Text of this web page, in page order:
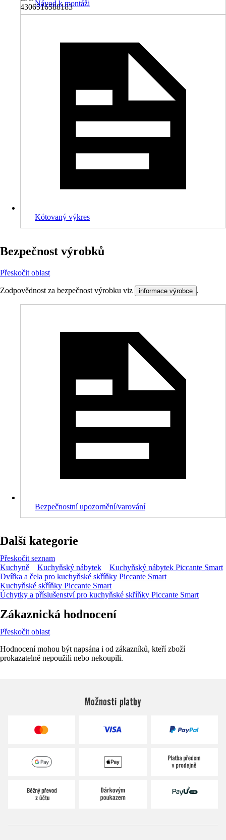
4306516588183
Návod k montáži
Kótovaný výkres
Bezpečnost výrobků
Přeskočit oblast
Zodpovědnost za bezpečnost výrobku viz informace výrobce .
Bezpečnostní upozornění/varování
Další kategorie
Přeskočit seznam
Kuchyně
Kuchyňský nábytek
Kuchyňský nábytek Piccante Smart
Dvířka a čela pro kuchyňské skříňky Piccante Smart
Kuchyňské skříňky Piccante Smart
Úchytky a příslušenství pro kuchyňské skříňky Piccante Smart
Zákaznická hodnocení
Přeskočit oblast
Hodnocení mohou být napsána i od zákazníků, kteří zboží
prokazatelně nepoužili nebo nekoupili.
Možnosti platby